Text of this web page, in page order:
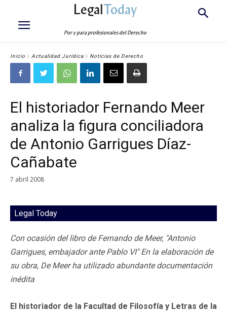
LegalToday
Por y para profesionales del Derecho
Inicio Actualidad Jurídica Noticias de Derecho
El historiador Fernando Meer
analiza la figura conciliadora
de Antonio Garrigues Díaz-
Cañabate
7 abril 2008
Legal Today
Con ocasión del libro de Fernando de Meer, "Antonio
Garrigues, embajador ante Pablo VI" En la elaboración de
su obra, De Meer ha utilizado abundante documentación
inédita
El historiador de la Facultad de Filosofía y Letras de la